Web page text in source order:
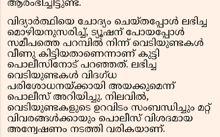
ആരംഭിച്ചിട്ടുണ്ട്.
വിദ്യാർത്ഥിയെ ചോദ്യം ചെയ്തപ്പോൾ ലഭിച്ച
മൊഴിയനുസരിച്ച്, ട്യൂഷന് പോയപ്പോൾ
സമീപത്തെ പറമ്പിൽ നിന്ന് വെടിയുണ്ടകൾ
വീണു കിട്ടിയതാണെന്നാണ് കുട്ടി
പൊലീസിനോട് പറഞ്ഞത്. ലഭിച്ച
വെടിയുണ്ടകൾ വിദഗ്ധ
പരിശോധനയ്ക്കായി അയക്കുമെന്ന്
പൊലീസ് അറിയിച്ചു. നിലവിൽ,
വെടിയുണ്ടകളുടെ ഉറവിടം സംബന്ധിച്ചും മറ്റ്
വിവരങ്ങൾക്കായും പൊലീസ് വിശദമായ
അന്വേഷണം നടത്തി വരികയാണ്.